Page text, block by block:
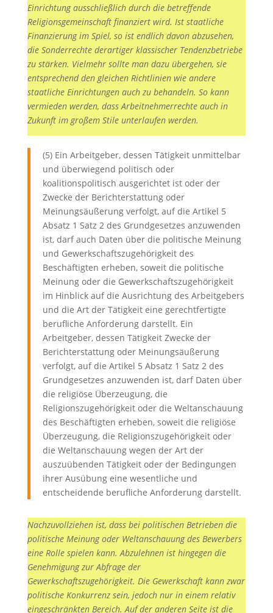
Einrichtung ausschließlich durch die betreffende
Religionsgemeinschaft finanziert wird. Ist staatliche
Finanzierung im Spiel, so ist endlich davon abzusehen,
die Sonderrechte derartiger klassischer Tendenzbetriebe
zu stärken. Vielmehr sollte man dazu übergehen, sie
entsprechend den gleichen Richtlinien wie andere
staatliche Einrichtungen auch zu behandeln. So kann
vermieden werden, dass Arbeitnehmerrechte auch in
Zukunft im großem Stile unterlaufen werden.
(5) Ein Arbeitgeber, dessen Tätigkeit unmittelbar
und überwiegend politisch oder
koalitionspolitisch ausgerichtet ist oder der
Zwecke der Berichterstattung oder
Meinungsäußerung verfolgt, auf die Artikel 5
Absatz 1 Satz 2 des Grundgesetzes anzuwenden
ist, darf auch Daten über die politische Meinung
und Gewerkschaftszugehörigkeit des
Beschäftigten erheben, soweit die politische
Meinung oder die Gewerkschaftszugehörigkeit
im Hinblick auf die Ausrichtung des Arbeitgebers
und die Art der Tätigkeit eine gerechtfertigte
berufliche Anforderung darstellt. Ein
Arbeitgeber, dessen Tätigkeit Zwecke der
Berichterstattung oder Meinungsäußerung
verfolgt, auf die Artikel 5 Absatz 1 Satz 2 des
Grundgesetzes anzuwenden ist, darf Daten über
die religiöse Überzeugung, die
Religionszugehörigkeit oder die Weltanschauung
des Beschäftigten erheben, soweit die religiöse
Überzeugung, die Religionszugehörigkeit oder
die Weltanschauung wegen der Art der
auszuübenden Tätigkeit oder der Bedingungen
ihrer Ausübung eine wesentliche und
entscheidende berufliche Anforderung darstellt.
Nachzuvollziehen ist, dass bei politischen Betrieben die
politische Meinung oder Weltanschauung des Bewerbers
eine Rolle spielen kann. Abzulehnen ist hingegen die
Genehmigung zur Abfrage der
Gewerkschaftszugehörigkeit. Die Gewerkschaft kann zwar
politische Konkurrenz sein, jedoch nur in einem relativ
eingeschränkten Bereich. Auf der anderen Seite ist die